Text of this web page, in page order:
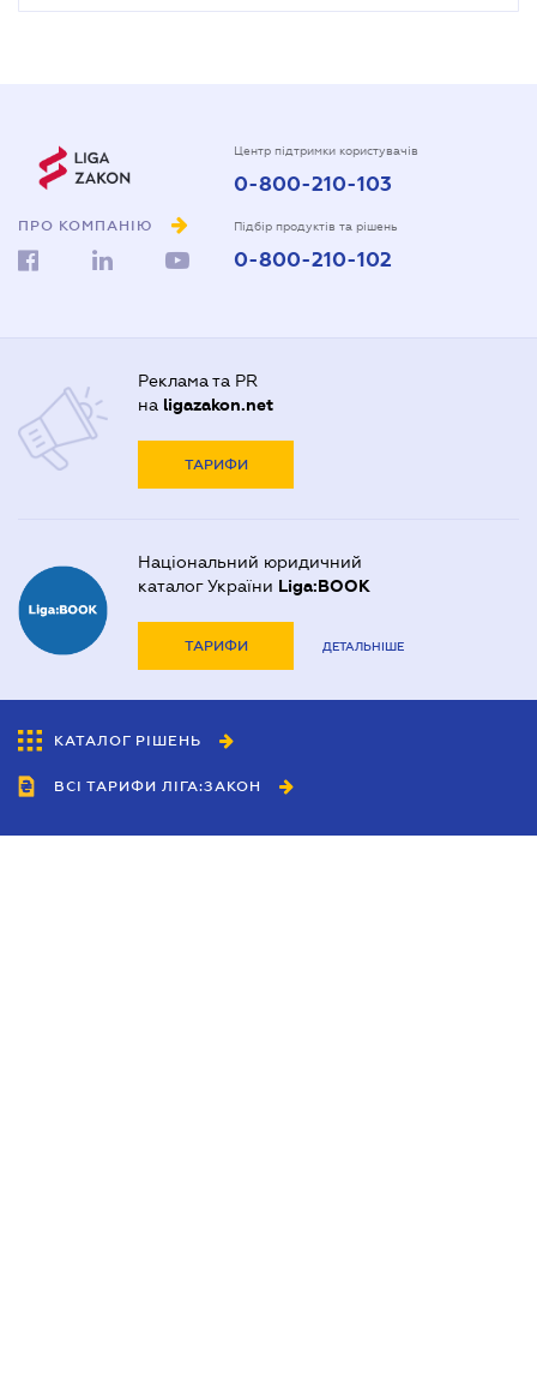
ПРО КОМПАНІЮ
Центр підтримки користувачів
0-800-210-103
Підбір продуктів та рішень
0-800-210-102
Реклама та PR
на ligazakon.net
ТАРИФИ
Національний юридичний
каталог України Liga:BOOK
ТАРИФИ ДЕТАЛЬНІШЕ
КАТАЛОГ РІШЕНЬ
ВСІ ТАРИФИ ЛІГА:ЗАКОН